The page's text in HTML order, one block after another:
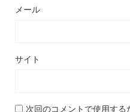
メール
サイト
次回のコメントで使用す